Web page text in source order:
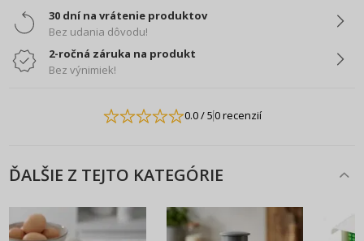
30 dní na vrátenie produktov
Bez udania dôvodu!
2-ročná záruka na produkt
Bez výnimiek!
0.0/ 50 recenzií
ĎALŠIE Z TEJTO KATEGÓRIE